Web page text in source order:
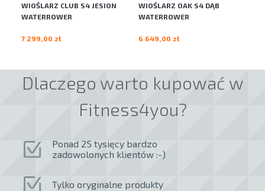
WIOŚLARZ CLUB S4 JESION
WATERROWER
7 299,00 zł
WIOŚLARZ OAK S4 DĄB
WATERROWER
6 649,00 zł
Dlaczego warto kupować w
Fitness4you?
Ponad 25 tysięcy bardzo
zadowolonych klientów :-)
Tylko oryginalne produkty